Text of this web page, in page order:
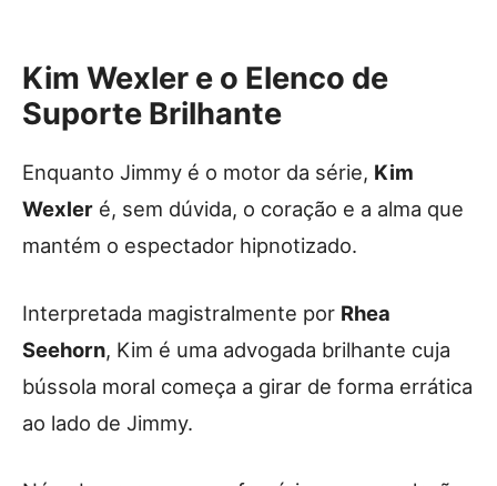
Kim Wexler e o Elenco de
Suporte Brilhante
Enquanto Jimmy é o motor da série, Kim
Wexler é, sem dúvida, o coração e a alma que
mantém o espectador hipnotizado.
Interpretada magistralmente por Rhea
Seehorn, Kim é uma advogada brilhante cuja
bússola moral começa a girar de forma errática
ao lado de Jimmy.